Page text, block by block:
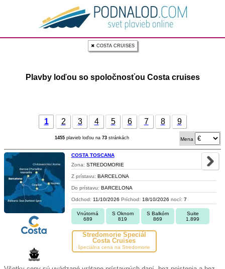
✖ COSTA CRUISES
Plavby loďou so spoločnosťou Costa cruises
1 2 3 4 5 6 7 8 9
1455plavieb loďou na 73stránkách Mena
COSTA TOSCANA
Zona: STREDOMORIE
Z prístavu: BARCELONA
Do prístavu: BARCELONA
Odchod: 11/10/2026 Príchod: 18/10/2026 nocí: 7
Vnútorná
689
S Oknom
819
S Balkóm
869
Suite
1.899
Stredomorie Špeciál
Costa Cruises
špeciálna cena na Stredomorie